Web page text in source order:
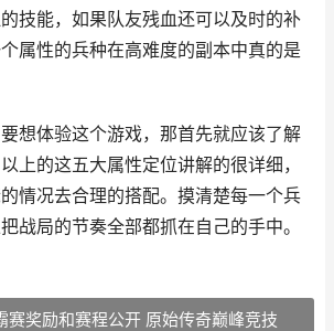
技能，如果队友残血还可以及时的补
属性的兵种在高难度的副本中真的是
想体验这个游戏，那首先就应该了解
上的这五大属性定位讲解的很详细，
情况去合理的搭配。摸清楚每一个兵
战局的节奏全部都抓在自己的手中。
赛奖励和赛程公开 原始传奇巅峰竞技